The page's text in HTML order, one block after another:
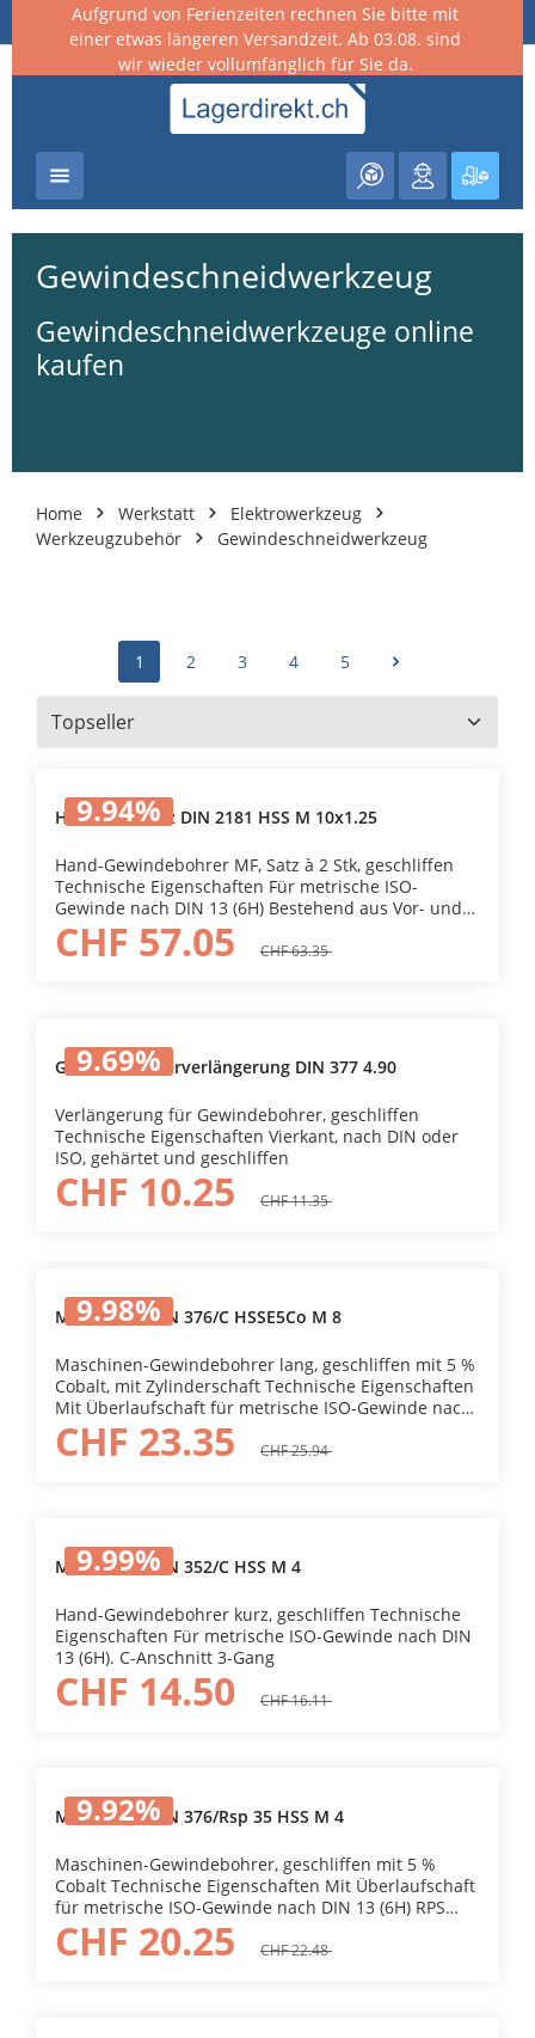
springen
Aufgrund von Ferienzeiten rechnen Sie bitte mit
einer etwas längeren Versandzeit. Ab 03.08. sind
wir wieder vollumfänglich für Sie da.
Gewindeschneidwerkzeug
Gewindeschneidwerkzeuge online
kaufen
Home Werkstatt
Elektrowerkzeug
Werkzeugzubehör
Gewindeschneidwerkzeug
1 2 3 4 5
9.94%
HG-Bohrersatz DIN 2181 HSS M 10x1.25
Hand-Gewindebohrer MF, Satz à 2 Stk, geschliffen
Technische Eigenschaften Für metrische ISO-
Gewinde nach DIN 13 (6H) Bestehend aus Vor- und
Fertigschneider.
CHF 57.05 CHF 63.35
9.69%
Gewindebohrerverlängerung DIN 377 4.90
Verlängerung für Gewindebohrer, geschliffen
Technische Eigenschaften Vierkant, nach DIN oder
ISO, gehärtet und geschliffen
CHF 10.25 CHF 11.35
9.98%
MG-Bohrer DIN 376/C HSSE5Co M 8
Maschinen-Gewindebohrer lang, geschliffen mit 5 %
Cobalt, mit Zylinderschaft Technische Eigenschaften
Mit Überlaufschaft für metrische ISO-Gewinde nach
DIN 13 (6H) gerade Nuten. C-Anschnitt 3 Gang.
CHF 23.35 CHF 25.94
9.99%
MG-Bohrer DIN 352/C HSS M 4
Hand-Gewindebohrer kurz, geschliffen Technische
Eigenschaften Für metrische ISO-Gewinde nach DIN
13 (6H). C-Anschnitt 3-Gang
CHF 14.50 CHF 16.11
9.92%
MG-Bohrer DIN 376/Rsp 35 HSS M 4
Maschinen-Gewindebohrer, geschliffen mit 5 %
Cobalt Technische Eigenschaften Mit Überlaufschaft
für metrische ISO-Gewinde nach DIN 13 (6H) RPS
Rechtsspiralnut 35°
CHF 20.25 CHF 22.48